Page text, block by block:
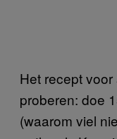
Het recept
proberen: doe
(waarom viel